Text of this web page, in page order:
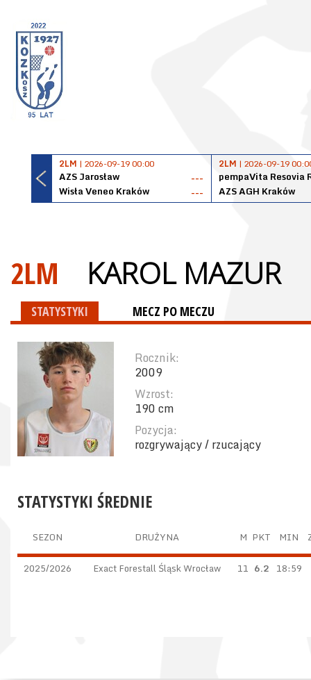
2LM | 2026-09-19 00:00
AZS Jarosław
---
Wisła Veneo Kraków
---
2LM | 2026-09-19
pempaVita Resovia
AZS AGH Kraków
2LM KAROL MAZUR
STATYSTYKI MECZ PO MECZU
Rocznik:
2009
Wzrost:
190 cm
Pozycja:
rozgrywający / rzucający
STATYSTYKI ŚREDNIE
SEZON DRUŻYNA M PKT MIN
2025/2026 Exact Forestall Śląsk Wrocław 11 6.2 18:59